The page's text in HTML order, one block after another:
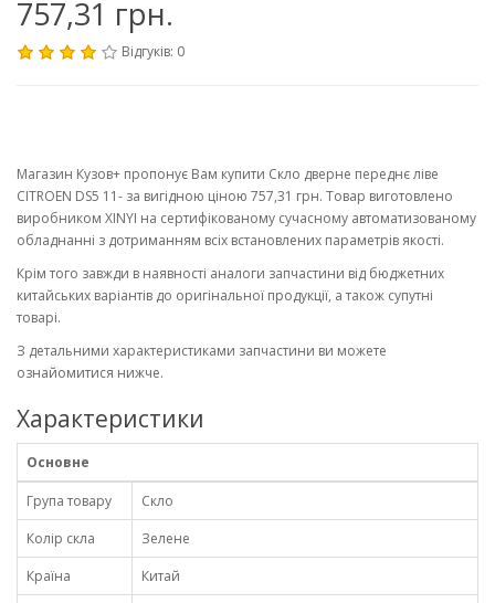
757,31 грн.
Відгуків: 0
Магазин Кузов+ пропонує Вам купити Скло дверне переднє ліве
CITROEN DS5 11- за вигідною ціною 757,31 грн. Товар виготовлено
виробником XINYI на сертифікованому сучасному автоматизованому
обладнанні з дотриманням всіх встановлених параметрів якості.
Крім того завжди в наявності аналоги запчастини від бюджетних
китайських варіантів до оригінальної продукції, а також супутні
товарі.
З детальними характеристиками запчастини ви можете
ознайомитися нижче.
Характеристики
Основне
Група товару
Скло
Колір скла
Зелене
Країна
Китай